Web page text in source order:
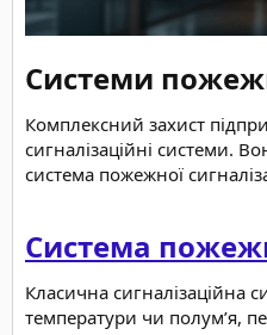
Системи
Комплексний захист
сигналізаційні системи.
система пожежної
Система
Класична сигналізаційна
температури чи полум’я,